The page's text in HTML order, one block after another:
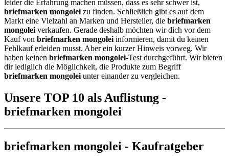
leider die Erfahrung machen müssen, dass es sehr schwer ist,
briefmarken mongolei zu finden. Schließlich gibt es auf dem
Markt eine Vielzahl an Marken und Hersteller, die briefmarken
mongolei verkaufen. Gerade deshalb möchten wir dich vor dem
Kauf von briefmarken mongolei informieren, damit du keinen
Fehlkauf erleiden musst. Aber ein kurzer Hinweis vorweg. Wir
haben keinen briefmarken mongolei-Test durchgeführt. Wir bieten
dir lediglich die Möglichkeit, die Produkte zum Begriff
briefmarken mongolei unter einander zu vergleichen.
Unsere TOP 10 als Auflistung -
briefmarken mongolei
briefmarken mongolei - Kaufratgeber